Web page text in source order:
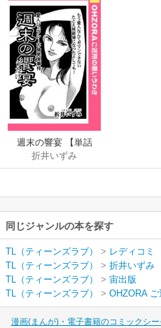
週末の響宴 【単話
売】
折井いずみ
同じジャンルの本を探す
TL（ティーンズラブ） > レディコミ
TL（ティーンズラブ）
> 折井いずみ
TL（ティーンズラブ）
> 宙出版
TL（ティーンズラブ）
> OHZORA
漫画(まんが)・電子書籍のコミックシ